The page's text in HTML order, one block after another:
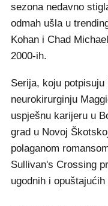
sezona nedavno
odmah ušla u
Kohan i Chad
2000-ih.
Serija, koju
neurokirurginju
uspješnu karijeru u
grad u Novoj
polaganom
Sullivan's Crossing
ugodnih i opuštajućih